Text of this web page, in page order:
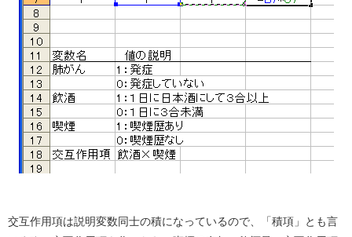
交互作用項は説明変数同士の積になっているので、「積項」とも言